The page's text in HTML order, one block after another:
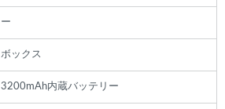
ー
ボックス
3200mAh内蔵バッテリー